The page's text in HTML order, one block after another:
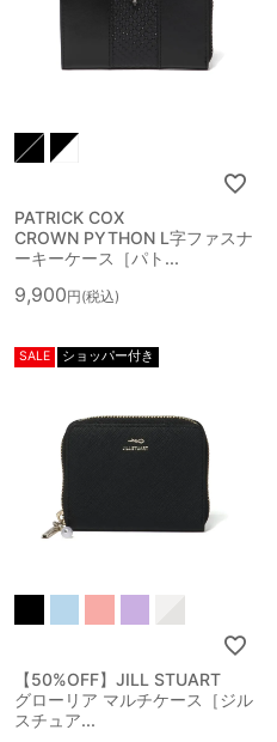
PATRICK COX
CROWN PYTHON L字ファスナ
ーキーケース［パト...
9,900 税込
SALE ショッパー付き
【50%OFF】JILL STUART
グローリア マルチケース［ジル
スチュア...